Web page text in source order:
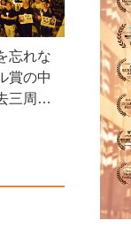
忘れな
賞の中
三周年